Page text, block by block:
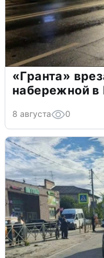
«Гранта»
набережной
8 августа 0